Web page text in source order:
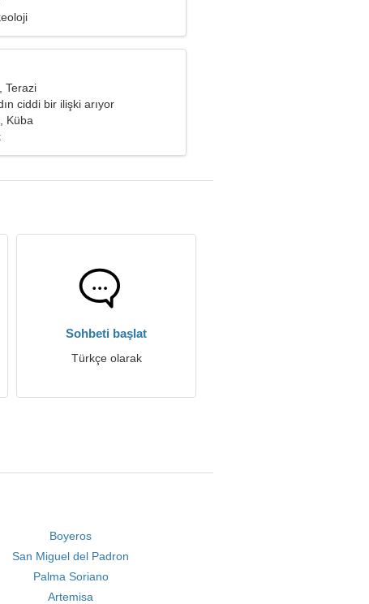
Terazi
ciddi bir ilişki arıyor
Küba
Sohbeti başlat
Türkçe olarak
Boyeros
San Miguel del Padron
Palma Soriano
Artemisa